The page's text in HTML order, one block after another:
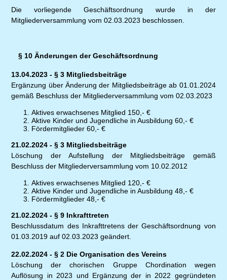
Die vorliegende Geschäftsordnung wurde in der
Mitgliederversammlung vom 02.03.2023 beschlossen.
§ 10 Änderungen der Geschäftsordnung
13.04.2023 - § 3 Mitgliedsbeiträge
Ergänzung über Änderung der Mitgliedsbeiträge ab 01.01.2024
gemäß Beschluss der Mitgliederversammlung vom 02.03.2023
Aktives erwachsenes Mitglied 150,- €
Aktive Kinder und Jugendliche in Ausbildung 60,- €
Fördermitglieder 60,- €
21.02.2024 - § 3 Mitgliedsbeiträge
Löschung der Aufstellung der Mitgliedsbeiträge gemäß
Beschluss der Mitgliederversammlung vom 10.02.2012
Aktives erwachsenes Mitglied 120,- €
Aktive Kinder und Jugendliche in Ausbildung 48,- €
Fördermitglieder 48,- €
21.02.2024 - § 9 Inkrafttreten
Beschlussdatum des Inkrafttretens der Geschäftsordnung von
01.03.2019 auf 02.03.2023 geändert.
22.02.2024 - § 2 Die Organisation des Vereins
Löschung der chorischen Gruppe Chordination wegen
Auflösung in 2023 und Ergänzung der in 2022 gegründeten